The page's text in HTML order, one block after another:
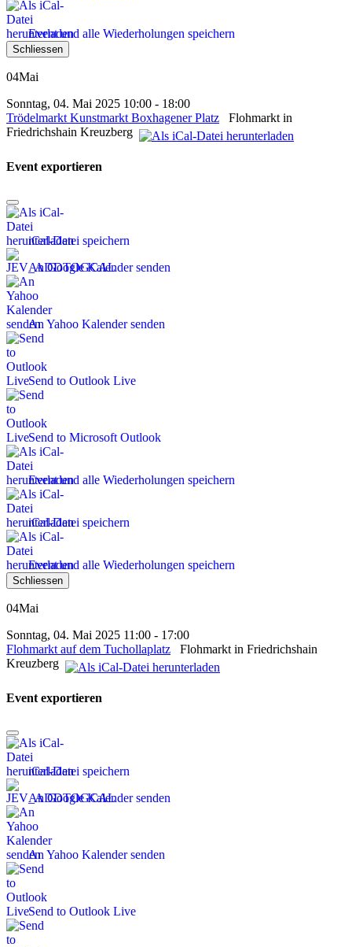
Event und alle Wiederholungen speichern
Schliessen
04Mai
Sonntag, 04. Mai 2025 10:00 - 18:00
Trödelmarkt Kunstmarkt Boxhagener Platz Flohmarkt in
Friedrichshain Kreuzberg
Event exportieren
iCal-Datei speichern
An Google Kalender senden
An Yahoo Kalender senden
Send to Outlook Live
Send to Microsoft Outlook
Event und alle Wiederholungen speichern
iCal-Datei speichern
Event und alle Wiederholungen speichern
Schliessen
04Mai
Sonntag, 04. Mai 2025 11:00 - 17:00
Flohmarkt auf dem Tuchollaplatz Flohmarkt in Friedrichshain
Kreuzberg
Event exportieren
iCal-Datei speichern
An Google Kalender senden
An Yahoo Kalender senden
Send to Outlook Live